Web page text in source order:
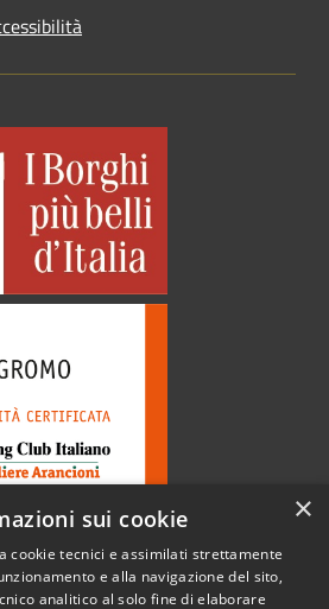
×
sui cookie
cookie tecnici e assimilati strettamente
e alla navigazione del sito,
analitico al solo fine di elaborare